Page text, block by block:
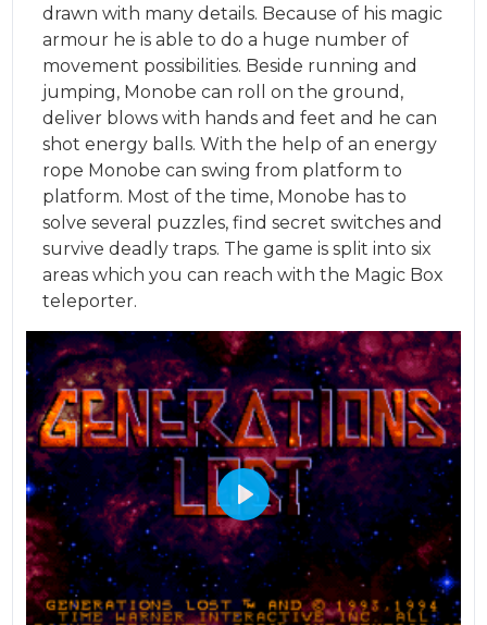
drawn with many details. Because of his magic
armour he is able to do a huge number of
movement possibilities. Beside running and
jumping, Monobe can roll on the ground,
deliver blows with hands and feet and he can
shot energy balls. With the help of an energy
rope Monobe can swing from platform to
platform. Most of the time, Monobe has to
solve several puzzles, find secret switches and
survive deadly traps. The game is split into six
areas which you can reach with the Magic Box
teleporter.
Play